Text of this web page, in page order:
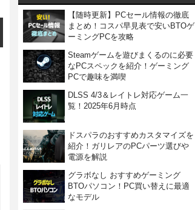
【随時更新】PCセール情報の徹底
まとめ！コスパ早見表で安いBTOゲ
ーミングPCを攻略
Steamゲームを遊びまくるのに必要
なPCスペックを紹介！ゲーミング
PCで趣味を満喫
DLSS 4/3＆レイトレ対応ゲーム一
覧！2025年6月時点
ドスパラのおすすめカスタマイズを
紹介！ガリレアのPCパーツ選びや
電源を解説
グラボなし おすすめゲーミング
BTOパソコン！PC買い替えに最適
なモデル